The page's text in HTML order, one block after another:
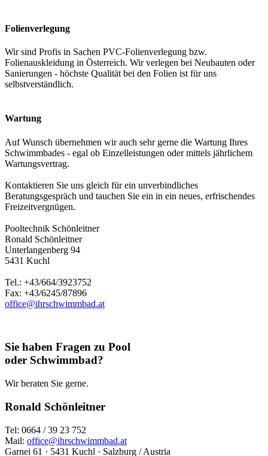
Folienverlegung
Wir sind Profis in Sachen PVC-Folienverlegung bzw.
Folienauskleidung in Österreich. Wir verlegen bei Neubauten oder
Sanierungen - höchste Qualität bei den Folien ist für uns
selbstverständlich.
Wartung
Auf Wunsch übernehmen wir auch sehr gerne die Wartung Ihres
Schwimmbades - egal ob Einzelleistungen oder mittels jährlichem
Wartungsvertrag.
Kontaktieren Sie uns gleich für ein unverbindliches
Beratungsgespräch und tauchen Sie ein in ein neues, erfrischendes
Freizeitvergnügen.
Pooltechnik Schönleitner
Ronald Schönleitner
Unterlangenberg 94
5431 Kuchl
Tel.: +43/664/3923752
Fax: +43/6245/87896
office@ihrschwimmbad.at
Sie haben Fragen zu Pool
oder Schwimmbad?
Wir beraten Sie gerne.
Ronald Schönleitner
Tel: 0664 / 39 23 752
Mail: office@ihrschwimmbad.at
Garnei 61 · 5431 Kuchl · Salzburg / Austria